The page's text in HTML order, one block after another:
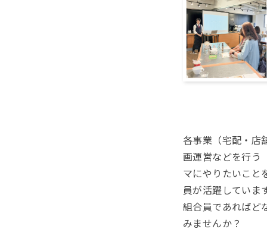
各事業（宅配・店
画運営などを行う
マにやりたいこと
員が活躍していま
組合員であればど
みませんか？